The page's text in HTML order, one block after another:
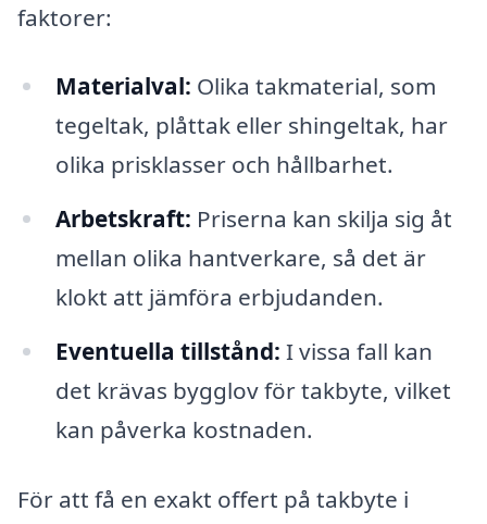
faktorer:
Materialval: Olika takmaterial, som
tegeltak, plåttak eller shingeltak, har
olika prisklasser och hållbarhet.
Arbetskraft: Priserna kan skilja sig åt
mellan olika hantverkare, så det är
klokt att jämföra erbjudanden.
Eventuella tillstånd: I vissa fall kan
det krävas bygglov för takbyte, vilket
kan påverka kostnaden.
För att få en exakt offert på takbyte i